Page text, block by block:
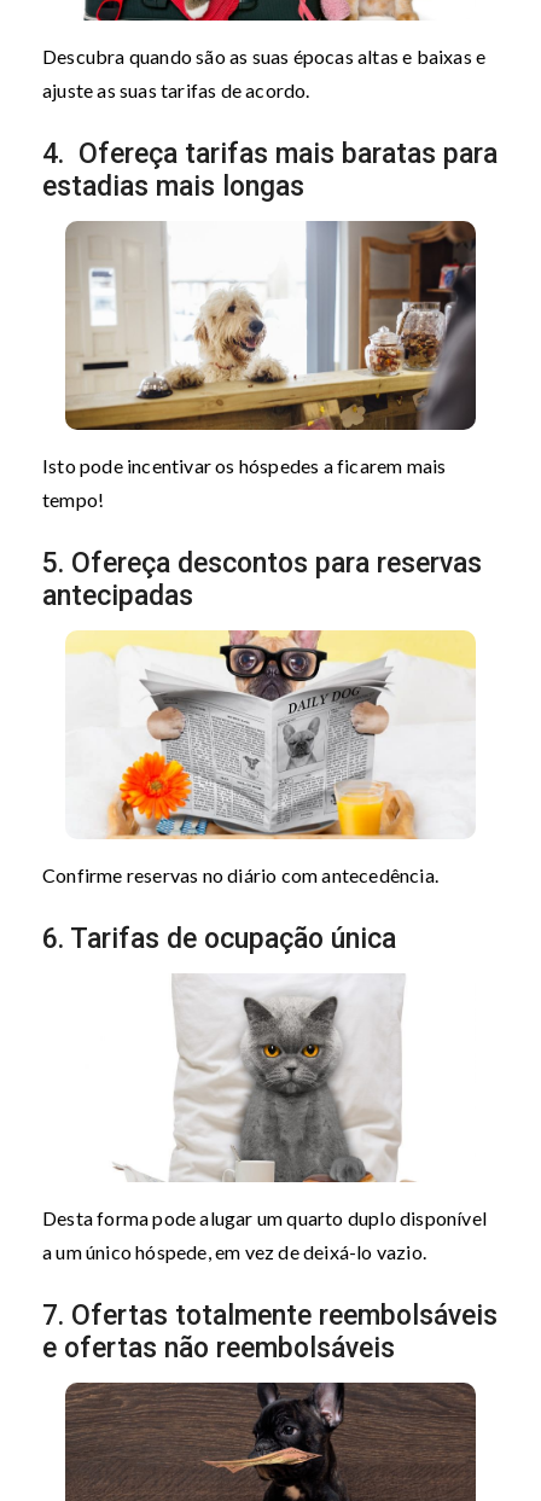
Descubra quando são as suas épocas altas e baixas e
ajuste as suas tarifas de acordo.
4. Ofereça tarifas mais baratas para
estadias mais longas
Isto pode incentivar os hóspedes a ficarem mais
tempo!
5. Ofereça descontos para reservas
antecipadas
Confirme reservas no diário com antecedência.
6. Tarifas de ocupação única
Desta forma pode alugar um quarto duplo disponível
a um único hóspede, em vez de deixá-lo vazio.
7. Ofertas totalmente reembolsáveis
e ofertas não reembolsáveis